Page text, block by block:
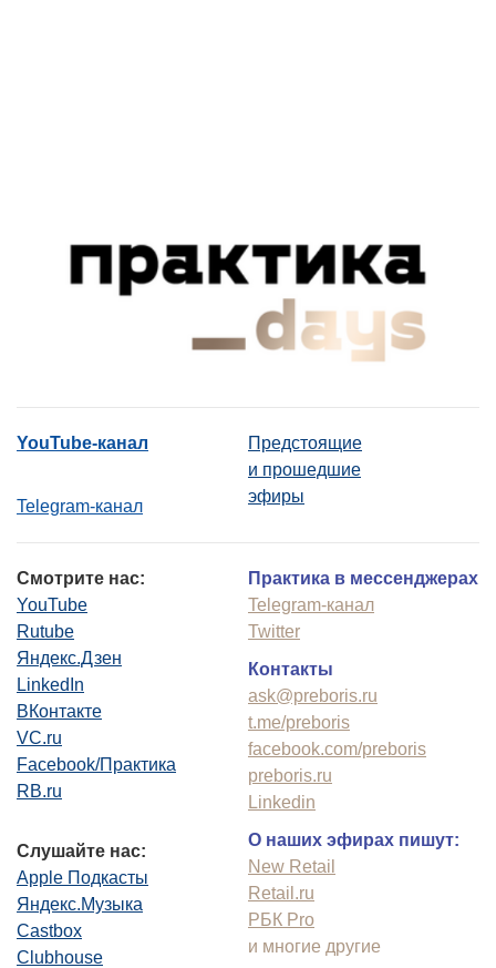
YouTube-канал
Telegram-канал
Предстоящие
и прошедшие
эфиры
Смотрите нас:
YouTube
Rutube
Яндекс.Дзен
LinkedIn
ВКонтакте
VC.ru
Facebook/Практика
RB.ru
Слушайте нас:
Apple Подкасты
Яндекс.Музыка
Castbox
Clubhouse
Практика в мессенджерах
Telegram-канал
Twitter
Контакты
ask@preboris.ru
t.me/preboris
facebook.com/preboris
preboris.ru
Linkedin
О наших эфирах пишут:
New Retail
Retail.ru
РБК Pro
и многие другие